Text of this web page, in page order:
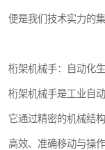
便是我们技术实力的集
桁架机械手：自动化
桁架机械手是工业自
它通过精密的机械结
高效、准确移动与操作